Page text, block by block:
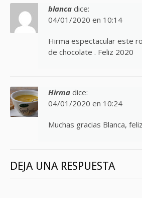
blanca dice:
04/01/2020 en 10:14
Hirma espectacular este
de chocolate . Feliz 2020
Hirma dice:
04/01/2020 en 10:24
Muchas gracias Blanca,
DEJA UNA RESPUESTA